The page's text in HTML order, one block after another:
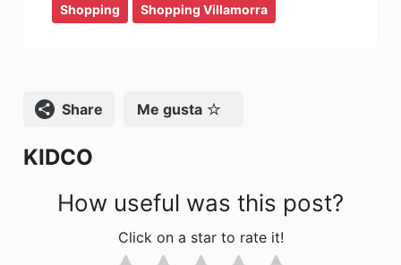
e
o
k
o
l
p
Shopping Shopping Villamorra
Compartir Me gusta
KIDCO
How useful was this post?
Click on a star to rate it!